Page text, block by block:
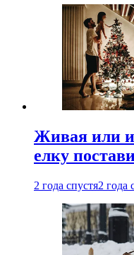
Живая или
елку
2 года спустя2 года